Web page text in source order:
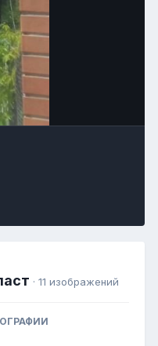
Image Tools
· 11 изображений